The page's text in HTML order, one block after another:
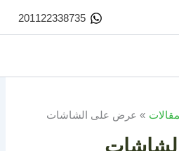
201122338735
عرض على الشاشات